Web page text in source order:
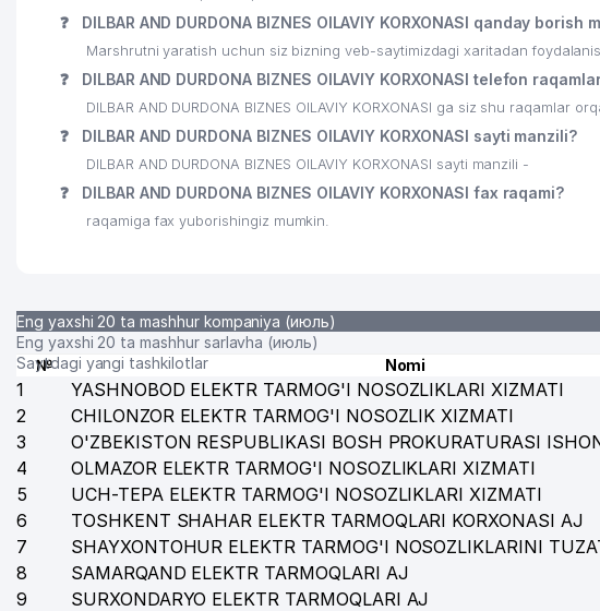
❓ DILBAR AND DURDONA BIZNES OILAVIY KORXONASI qanday borish
Marshrutni yaratish uchun siz bizning veb-saytimizdagi xaritadan
❓ DILBAR AND DURDONA BIZNES OILAVIY KORXONASI telefon
DILBAR AND DURDONA BIZNES OILAVIY KORXONASI ga siz shu raqamlar
❓ DILBAR AND DURDONA BIZNES OILAVIY KORXONASI sayti manzili?
DILBAR AND DURDONA BIZNES OILAVIY KORXONASI sayti manzili -
❓ DILBAR AND DURDONA BIZNES OILAVIY KORXONASI fax raqami?
raqamiga fax yuborishingiz mumkin.
Eng yaxshi 20 ta mashhur kompaniya (июль)
Eng yaxshi 20 ta mashhur sarlavha (июль)
Saytdagi yangi tashkilotlar
№ Nomi
1 YASHNOBOD ELEKTR TARMOG'I NOSOZLIKLARI XIZMATI
2
CHILONZOR ELEKTR TARMOG'I NOSOZLIK XIZMATI
3
O'ZBEKISTON RESPUBLIKASI BOSH PROKURATURASI
4
OLMAZOR ELEKTR TARMOG'I NOSOZLIKLARI XIZMATI
5
UCH-TEPA ELEKTR TARMOG'I NOSOZLIKLARI XIZMATI
6
TOSHKENT SHAHAR ELEKTR TARMOQLARI KORXONASI AJ
7
SHAYXONTOHUR ELEKTR TARMOG'I NOSOZLIKLARINI
8
SAMARQAND ELEKTR TARMOQLARI AJ
9
SURXONDARYO ELEKTR TARMOQLARI AJ